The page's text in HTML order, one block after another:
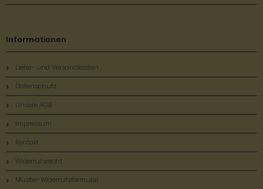
Informationen
Liefer- und Versandkosten
Datenschutz
Unsere AGB
Impressum
Kontakt
Widerrufsrecht
Muster-Widerrufsformular